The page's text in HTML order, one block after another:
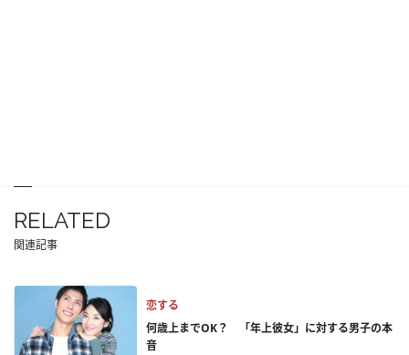
RELATED
関連記事
恋する
何歳上までOK？ 「年上彼女」に対する男子の本
音